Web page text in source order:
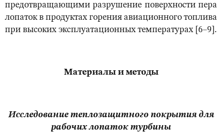
предотвращающими разрушение поверхности пера
лопаток в продуктах горения авиационного топлива
при высоких эксплуатационных температурах [6–9].
Материалы и методы
Исследование теплозащитного покрытия для
рабочих лопаток турбины